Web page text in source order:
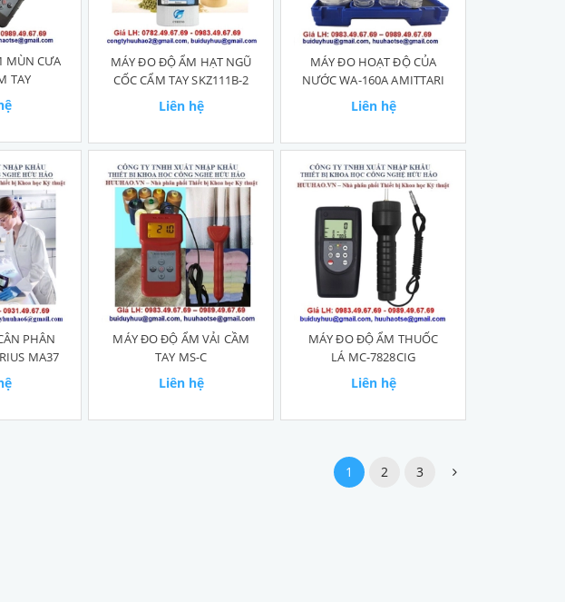
MÙN CƯA
TAY
MÁY ĐO ĐỘ ẨM HẠT NGŨ
CỐC CẨM TAY SKZ111B-2
Liên hệ
MÁY ĐO HOẠT ĐỘ CỦA
NƯỚC WA-160A AMITTARI
Liên hệ
PHÂN
MA37
MÁY ĐO ĐỘ ẨM VẢI CẦM
TAY MS-C
Liên hệ
MÁY ĐO ĐỘ ẨM THUỐC
LÁ MC-7828CIG
Liên hệ
1 2 3